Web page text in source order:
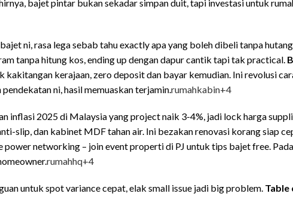
bajet pintar bukan sekadar simpan duit, tapi investasi untuk
ni, rasa lega sebab tahu exactly apa yang boleh dibeli tanpa
tanpa hitung kos, ending up dengan dapur cantik tapi tak practical.
kakitangan kerajaan, zero deposit dan bayar kemudian. Ini revolusi
ni, hasil memuaskan terjamin.rumahkabin+4
inflasi 2025 di Malaysia yang project naik 3-4%, jadi lock harga
slip, dan kabinet MDF tahan air. Ini bezakan renovasi korang siap
power networking – join event properti di PJ untuk tips bajet free.
rumahhq+4
untuk spot variance cepat, elak small issue jadi big problem. Table